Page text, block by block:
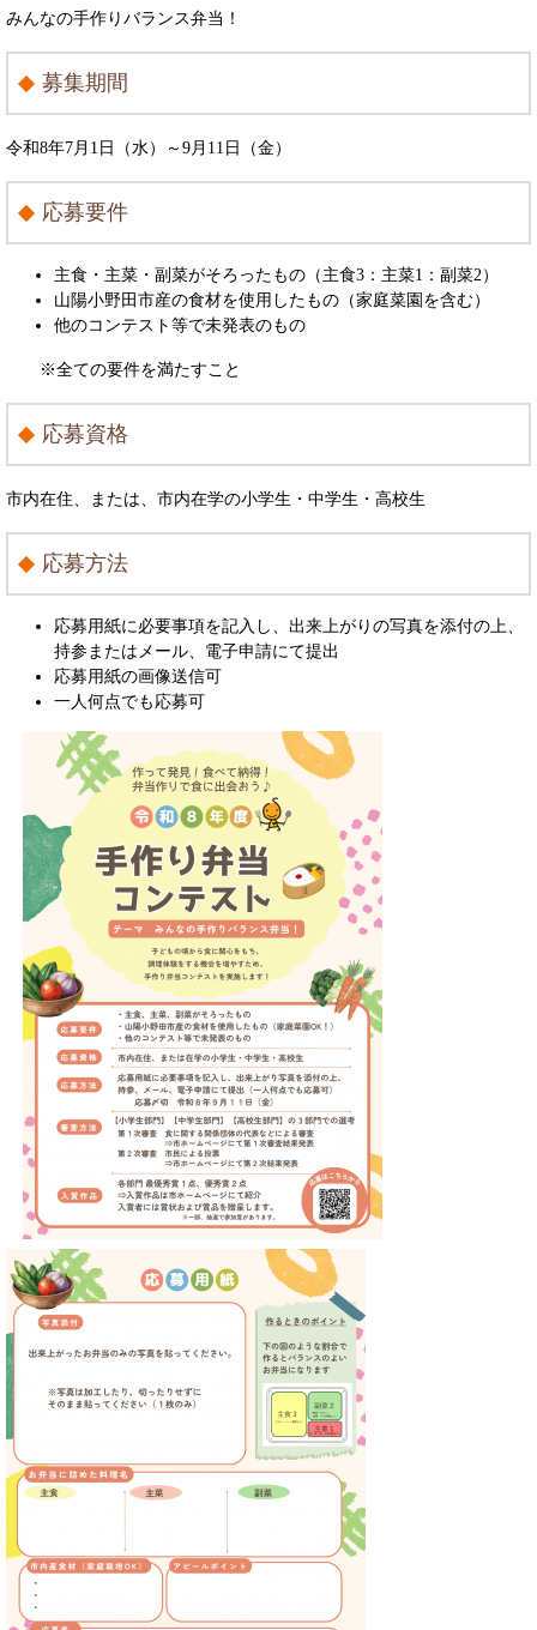
みんなの手作りバランス弁当！
募集期間
令和8年7月1日（水）～9月11日（金）
応募要件
主食・主菜・副菜がそろったもの（主食3：主菜1：副菜2）
山陽小野田市産の食材を使用したもの（家庭菜園を含む）
他のコンテスト等で未発表のもの
※全ての要件を満たすこと
応募資格
市内在住、または、市内在学の小学生・中学生・高校生
応募方法
応募用紙に必要事項を記入し、出来上がりの写真を添付の上、
持参またはメール、電子申請にて提出
応募用紙の画像送信可
一人何点でも応募可